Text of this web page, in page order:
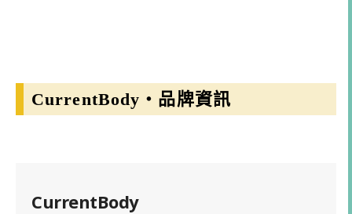
CurrentBody・品牌資訊
CurrentBody